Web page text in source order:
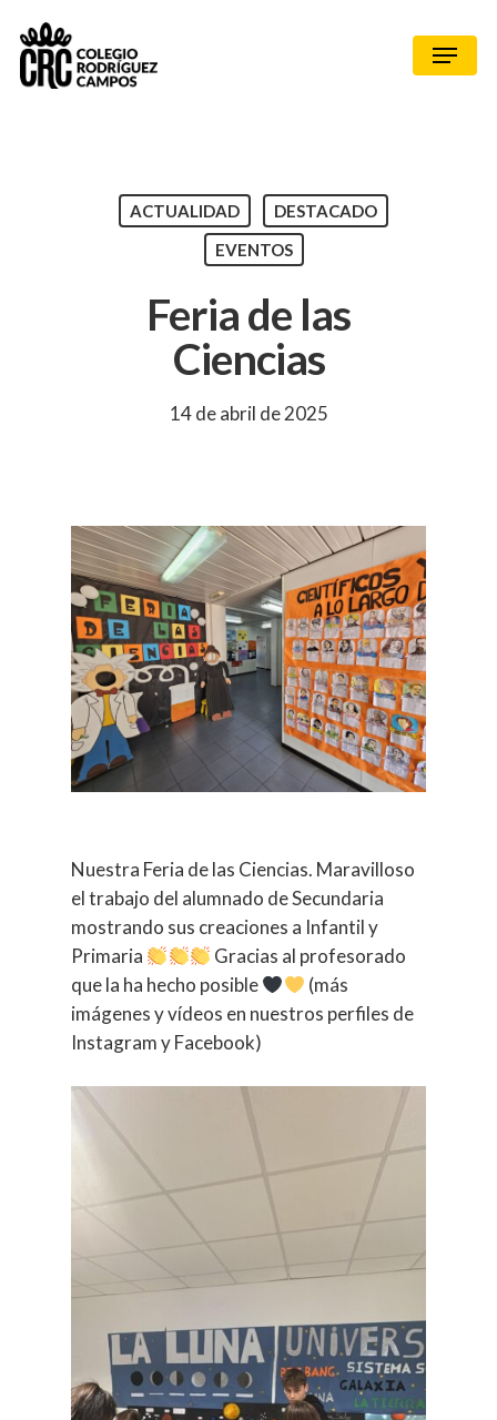
ACTUALIDAD
DESTACADO
EVENTOS
Feria de las
Ciencias
14 de abril de 2025
Nuestra Feria de las Ciencias. Maravilloso
el trabajo del alumnado de Secundaria
mostrando sus creaciones a Infantil y
Primaria
Gracias al profesorado
que la ha hecho posible
(más
imágenes y vídeos en nuestros perfiles de
Instagram y Facebook)